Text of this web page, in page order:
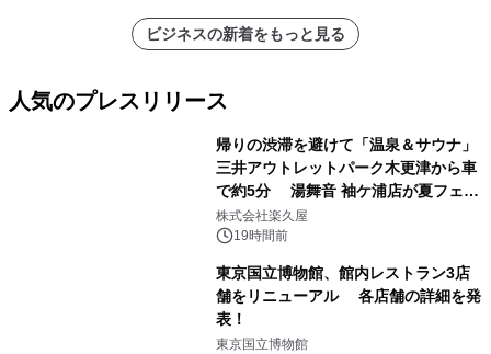
ビジネスの新着をもっと見る
人気のプレスリリース
帰りの渋滞を避けて「温泉＆サウナ」
三井アウトレットパーク木更津から車
で約5分 湯舞音 袖ケ浦店が夏フェア
メニューを提供
株式会社楽久屋
19時間前
東京国立博物館、館内レストラン3店
舗をリニューアル 各店舗の詳細を発
表！
東京国立博物館